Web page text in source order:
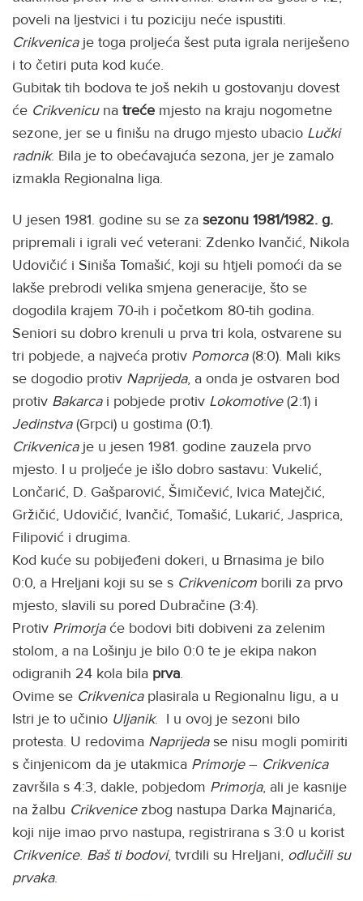
poveli na ljestvici i tu poziciju neće ispustiti.
Crikvenicaje toga proljeća šest puta igrala neriješeno
i to četiri puta kod kuće.
Gubitak tih bodova te još nekih u gostovanju dovest
će Crikvenicuna treće mjesto na kraju nogometne
sezone, jer se u finišu na drugo mjesto ubacio Lučki
radnik. Bila je to obećavajuća sezona, jer je zamalo
izmakla Regionalna liga.
U jesen 1981. godine su se za sezonu 1981/1982. g.
pripremali i igrali već veterani: Zdenko Ivančić, Nikola
Udovičić i Siniša Tomašić, koji su htjeli pomoći da se
lakše prebrodi velika smjena generacije, što se
dogodila krajem 70-ih i početkom 80-tih godina.
Seniori su dobro krenuli u prva tri kola, ostvarene su
tri pobjede, a najveća protiv Pomorca(8:0). Mali kiks
se dogodio protiv Naprijeda, a onda je ostvaren bod
protiv Bakarcai pobjede protiv Lokomotive(2:1) i
Jedinstva(Grpci) u gostima (0:1).
Crikvenicaje u jesen 1981. godine zauzela prvo
mjesto. I u proljeće je išlo dobro sastavu: Vukelić,
Lončarić, D. Gašparović, Šimičević, Ivica Matejčić,
Gržičić, Udovičić, Ivančić, Tomašić, Lukarić, Jasprica,
Filipović i drugima.
Kod kuće su pobijeđeni dokeri, u Brnasima je bilo
0:0, a Hreljani koji su se s Crikvenicom borili za prvo
mjesto, slavili su pored Dubračine (3:4).
Protiv Primorjaće bodovi biti dobiveni za zelenim
stolom, a na Lošinju je bilo 0:0 te je ekipa nakon
odigranih 24 kola bila prva.
Ovime se Crikvenica plasirala u Regionalnu ligu, a u
Istri je to učinio Uljanik. I u ovoj je sezoni bilo
protesta. U redovima Naprijedase nisu mogli pomiriti
s činjenicom da je utakmica Primorje– Crikvenica
završila s 4:3, dakle, pobjedom Primorja, ali je kasnije
na žalbu Crikvenicezbog nastupa Darka Majnarića,
koji nije imao prvo nastupa, registrirana s 3:0 u korist
Crikvenice. Baš ti bodovi, tvrdili su Hreljani, odlučili su
prvaka.